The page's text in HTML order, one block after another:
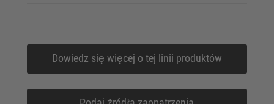
Dowiedz się więcej o tej linii produktów